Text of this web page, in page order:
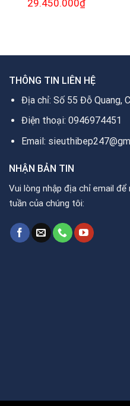
gốc
29.450.000₫
hiện
THÔNG TIN LIÊN HỆ
Địa chỉ: Số 55 Đỗ Quang,
Điện thoại: 0946974451
Email:
NHẬN BẢN TIN
Vui lòng nhập địa chỉ email để
tuần của chúng tôi: